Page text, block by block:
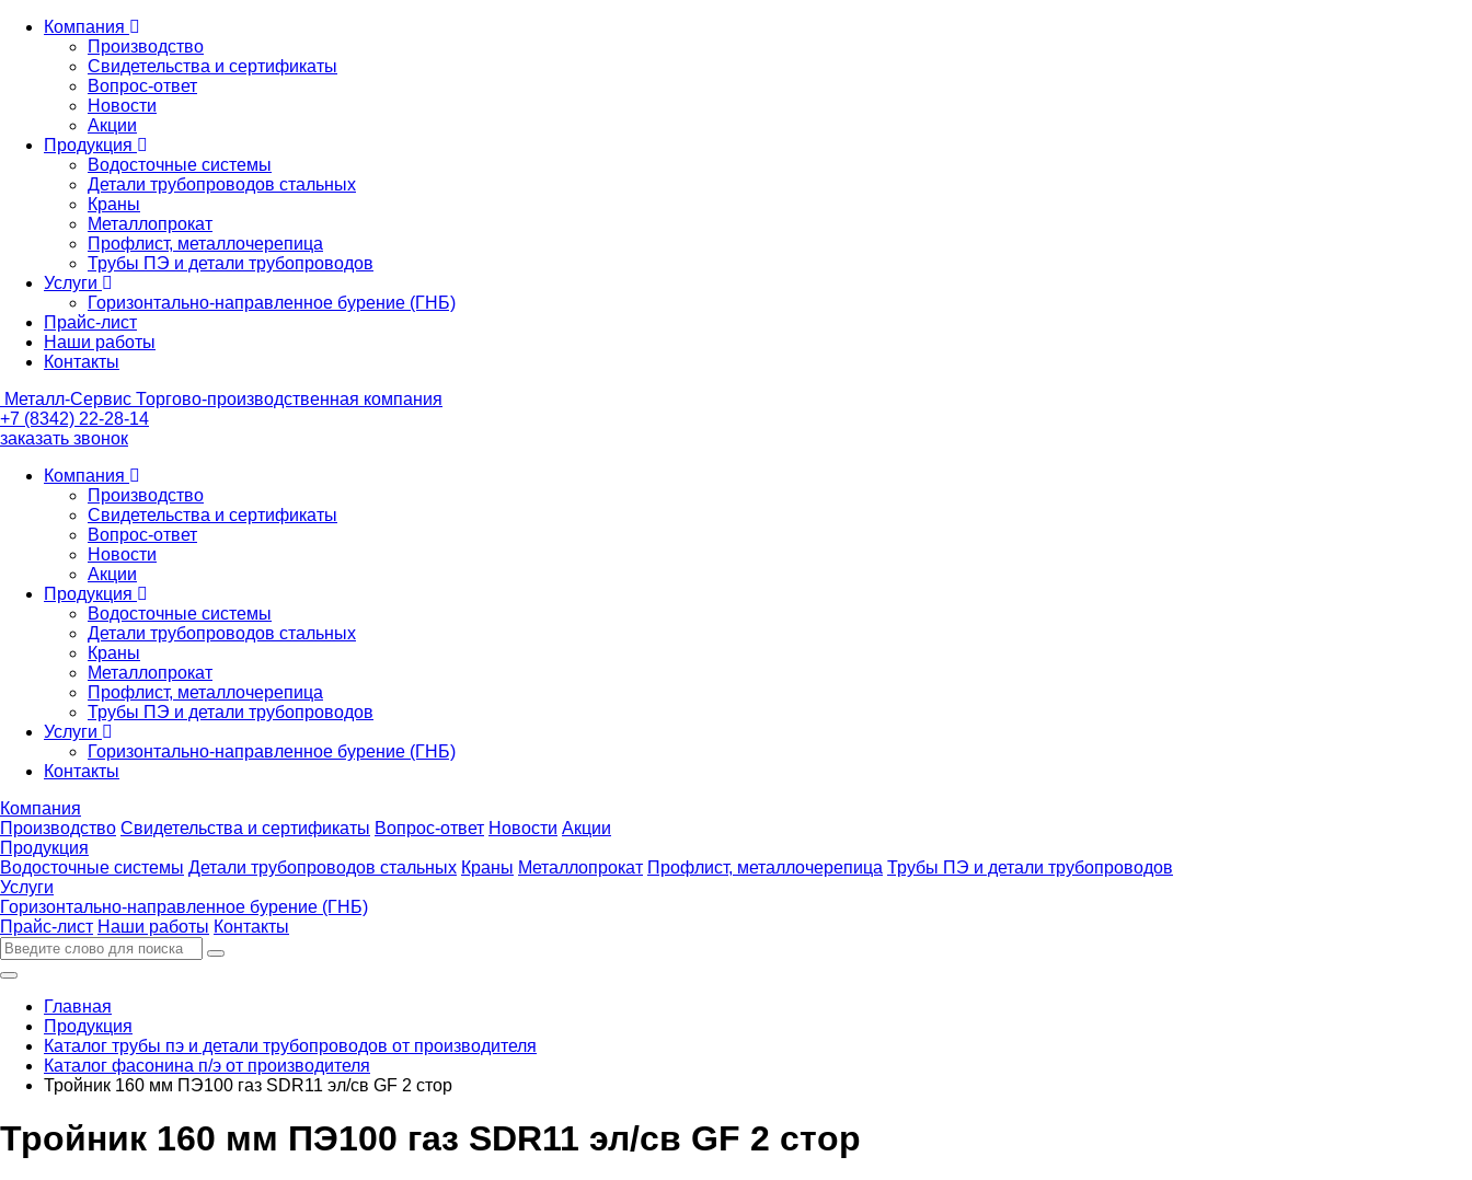
Компания
Производство
Свидетельства и сертификаты
Вопрос-ответ
Новости
Акции
Продукция
Водосточные системы
Детали трубопроводов стальных
Краны
Металлопрокат
Профлист, металлочерепица
Трубы ПЭ и детали трубопроводов
Услуги
Горизонтально-направленное бурение (ГНБ)
Прайс-лист
Наши работы
Контакты
Металл-Сервис Торгово-производственная компания
+7 (8342) 22-28-14
заказать звонок
Компания
Производство
Свидетельства и сертификаты
Вопрос-ответ
Новости
Акции
Продукция
Водосточные системы
Детали трубопроводов стальных
Краны
Металлопрокат
Профлист, металлочерепица
Трубы ПЭ и детали трубопроводов
Услуги
Горизонтально-направленное бурение (ГНБ)
Контакты
Компания
Производство Свидетельства и сертификаты Вопрос-ответ Новости Акции
Продукция
Водосточные системы Детали трубопроводов стальных Краны Металлопрокат Профлист, металлочерепица Трубы ПЭ и детали трубопроводов
Услуги
Горизонтально-направленное бурение (ГНБ)
Прайс-лист Наши работы Контакты
Главная
Продукция
Каталог трубы пэ и детали трубопроводов от производителя
Каталог фасонина п/э от производителя
Тройник 160 мм ПЭ100 газ SDR11 эл/св GF 2 стор
Тройник 160 мм ПЭ100 газ SDR11 эл/св GF 2 стор